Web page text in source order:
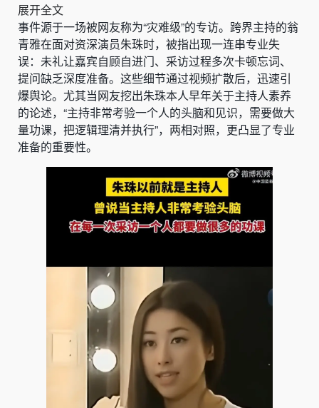
展开全文
事件源于一场被网友称为“灾难级”的专访。跨界主持的翁
青雅在面对资深演员朱珠时，被指出现一连串专业失
误：未礼让嘉宾自顾自进门、采访过程多次卡顿忘词、
提问缺乏深度准备。这些细节通过视频扩散后，迅速引
爆舆论。尤其当网友挖出朱珠本人早年关于主持人素养
的论述，“主持非常考验一个人的头脑和见识，需要做大
量功课，把逻辑理清并执行”，两相对照，更凸显了专业
准备的重要性。